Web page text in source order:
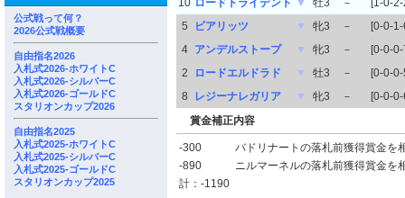
公式戦って何？
2026公式戦概要
自由指名2026
入札式2026-ホワイトC
入札式2026-シルバーC
入札式2026-ゴールドC
スタリオンカップ2026
自由指名2025
入札式2025-ホワイトC
入札式2025-シルバーC
入札式2025-ゴールドC
スタリオンカップ2025
10 ロードトライデント ▼ 牡3 －
[1-0-
5
ビアリッツ ▼ 牝3 －
[0-0-
4
アンデルストープ ▼ 牝3 －
[0-0-
2
ロードエルドラド ▼ 牡3 －
[0-0-
8
レジーナレガリア ▼ 牝3 －
[0-0-
賞金補正内容
-300
バドリナートの落札前獲得賞金を
-890
ニルマーネルの落札前獲得賞金を
計：-1190